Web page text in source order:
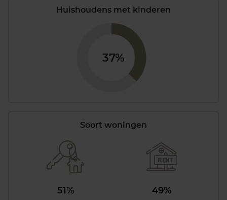
Huishoudens met kinderen
37%
Soort woningen
51%
49%